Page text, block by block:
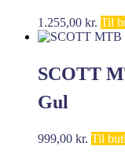
1.255,00 kr. Til
SCOTT
Gul
999,00 kr. Til